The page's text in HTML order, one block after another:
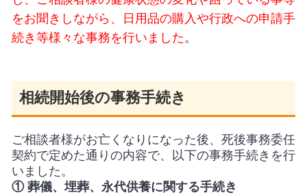
をお聞きしながら、日用品の購入や行政への申請手
続き等様々な事務を行いました。
相続開始後の事務手続き
ご相談者様がお亡くなりになった後、死後事務委任
契約で定めた通りの内容で、以下の事務手続きを行
いました。
① 葬儀、埋葬、永代供養に関する手続き